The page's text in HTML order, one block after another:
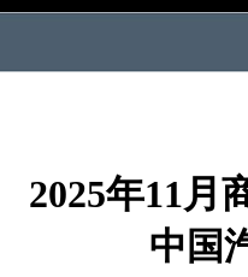
2025年11月
中国